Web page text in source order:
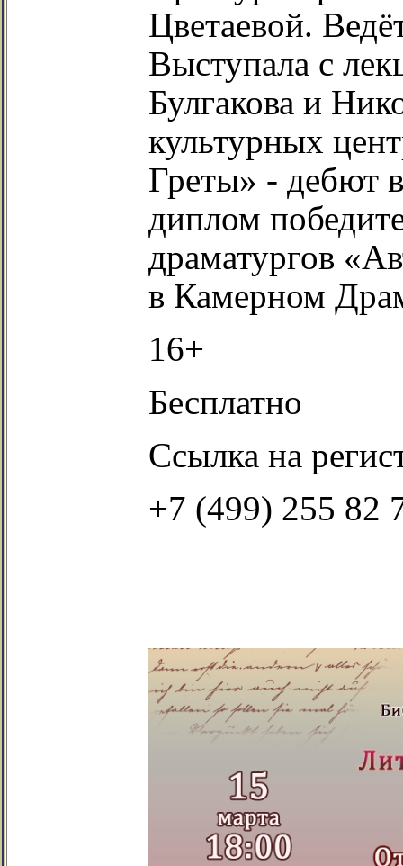
Цветаевой.
Выступала с
Булгакова и
культурных
Греты» - дебют
диплом
драматургов
в Камерном
16+
Бесплатно
Ссылка на
+7 (499) 255 82